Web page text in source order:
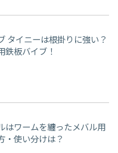
タイニーは根掛りに強い？
鉄板バイブ！
はワームを纏ったメバル用
・使い分けは？